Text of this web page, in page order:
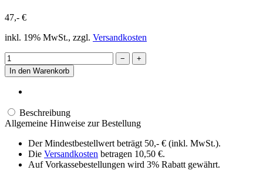
47,- €
inkl. 19% MwSt., zzgl. Versandkosten
−
+
In den Warenkorb
Beschreibung
Allgemeine Hinweise zur Bestellung
Der Mindestbestellwert beträgt 50,- € (inkl. MwSt.).
Die Versandkosten betragen 10,50 €.
Auf Vorkassebestellungen wird 3% Rabatt gewährt.